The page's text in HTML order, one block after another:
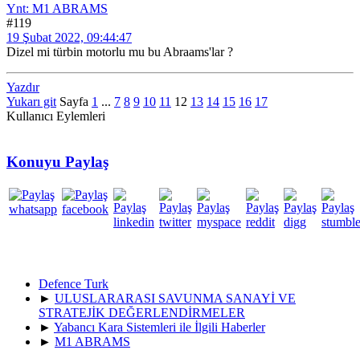
Ynt: M1 ABRAMS
#119
19 Şubat 2022, 09:44:47
Dizel mi türbin motorlu mu bu Abraams'lar ?
Yazdır
Yukarı git Sayfa 1 ... 7 8 9 10 11 12 13 14 15 16 17
Kullanıcı Eylemleri
Konuyu Paylaş
Defence Turk
► ULUSLARARASI SAVUNMA SANAYİ VE
STRATEJİK DEĞERLENDİRMELER
► Yabancı Kara Sistemleri ile İlgili Haberler
► M1 ABRAMS